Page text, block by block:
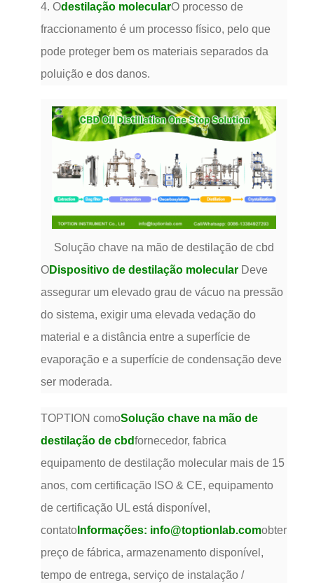
4. Odestilação molecularO processo de
fraccionamento é um processo físico, pelo que
pode proteger bem os materiais separados da
poluição e dos danos.
Solução chave na mão de destilação de cbd
ODispositivo de destilação molecular Deve
assegurar um elevado grau de vácuo na pressão
do sistema, exigir uma elevada vedação do
material e a distância entre a superfície de
evaporação e a superfície de condensação deve
ser moderada.
TOPTION comoSolução chave na mão de
destilação de cbdfornecedor, fabrica
equipamento de destilação molecular mais de 15
anos, com certificação ISO & CE, equipamento
de certificação UL está disponível,
contatoInformações: info@toptionlab.comobter
preço de fábrica, armazenamento disponível,
tempo de entrega, serviço de instalação /